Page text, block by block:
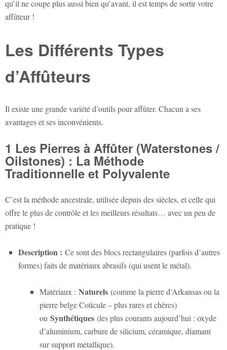
qu’il ne coupe plus aussi bien qu’avant, il est temps de sortir votre
affûteur !
Les Différents Types
d’Affûteurs
Il existe une grande variété d’outils pour affûter. Chacun a ses
avantages et ses inconvénients.
1 Les Pierres à Affûter (Waterstones /
Oilstones) : La Méthode
Traditionnelle et Polyvalente
C’est la méthode ancestrale, utilisée depuis des siècles, et celle qui
offre le plus de contrôle et les meilleurs résultats… avec un peu de
pratique !
Description : Ce sont des blocs rectangulaires (parfois d’autres
formes) faits de matériaux abrasifs (qui usent le métal).
Matériaux : Naturels (comme la pierre d’Arkansas ou la
pierre belge Coticule – plus rares et chères)
ou Synthétiques (les plus courants aujourd’hui : oxyde
d’aluminium, carbure de silicium, céramique, diamant
sur support métallique).